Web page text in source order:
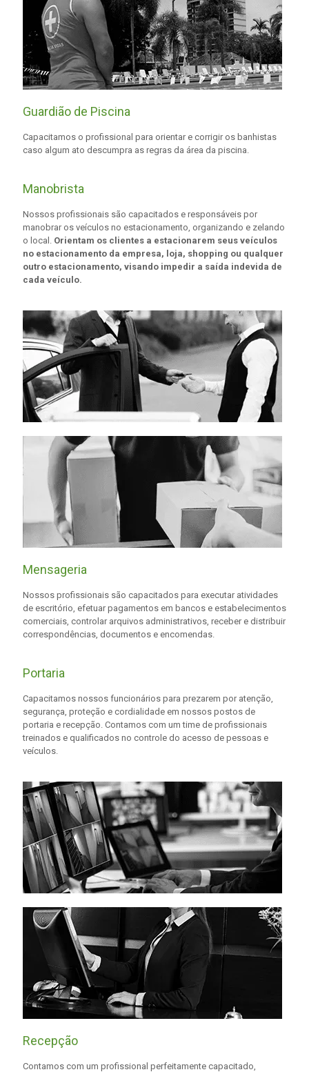
Guardião de Piscina
Capacitamos o profissional para orientar e corrigir os banhistas
caso algum ato descumpra as regras da área da piscina.
Manobrista
Nossos profissionais são capacitados e responsáveis por
manobrar os veículos no estacionamento, organizando e zelando
o local. Orientam os clientes a estacionarem seus veículos
no estacionamento da empresa, loja, shopping ou qualquer
outro estacionamento, visando impedir a saída indevida de
cada veículo.
Mensageria
Nossos profissionais são capacitados para executar atividades
de escritório, efetuar pagamentos em bancos e estabelecimentos
comerciais, controlar arquivos administrativos, receber e distribuir
correspondências, documentos e encomendas.
Portaria
Capacitamos nossos funcionários para prezarem por atenção,
segurança, proteção e cordialidade em nossos postos de
portaria e recepção. Contamos com um time de profissionais
treinados e qualificados no controle do acesso de pessoas e
veículos.
Recepção
Contamos com um profissional perfeitamente capacitado,